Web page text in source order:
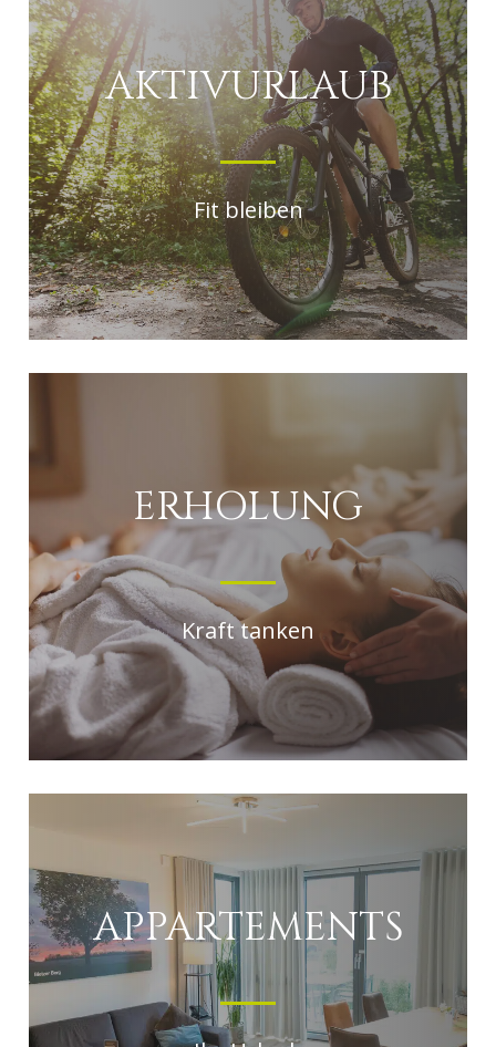
AKTIVURLAUB
Fit bleiben
ERHOLUNG
Kraft tanken
APPARTEMENTS